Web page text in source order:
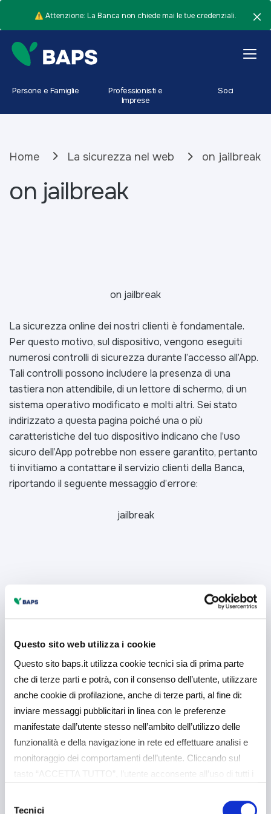
Questo sito web utilizza i cookie
Questo sito baps.it utilizza cookie tecnici sia di prima parte
che di terze parti e potrà, con il consenso dell’utente, utilizzare
anche cookie di profilazione, anche di terze parti, al fine di:
inviare messaggi pubblicitari in linea con le preferenze
manifestate dall’utente stesso nell’ambito dell’utilizzo delle
funzionalità e della navigazione in rete ed effettuare analisi e
monitoraggio dei comportamenti dell’utente. Cliccando sul
tasto “ACCETTA TUTTO”, l’utente acconsente all’uso di tutti i
analitici. Il consenso è facoltativo e può essere revocato in
Tecnici
⚠️ Attenzione: La Banca non chiede mai le tue credenziali.
Persone e Famiglie
Professionisti e
Imprese
Soci
Home La sicurezza nel web on jailbreak
on jailbreak
on jailbreak
La sicurezza online dei nostri clienti è fondamentale.
Per questo motivo, sul dispositivo, vengono eseguiti
numerosi controlli di sicurezza durante l’accesso all’App.
Tali controlli possono includere la presenza di una
tastiera non attendibile, di un lettore di schermo, di un
sistema operativo modificato e molti altri. Sei stato
indirizzato a questa pagina poiché una o più
caratteristiche del tuo dispositivo indicano che l’uso
sicuro dell’App potrebbe non essere garantito, pertanto
ti invitiamo a contattare il servizio clienti della Banca,
riportando il seguente messaggio d’errore:
jailbreak